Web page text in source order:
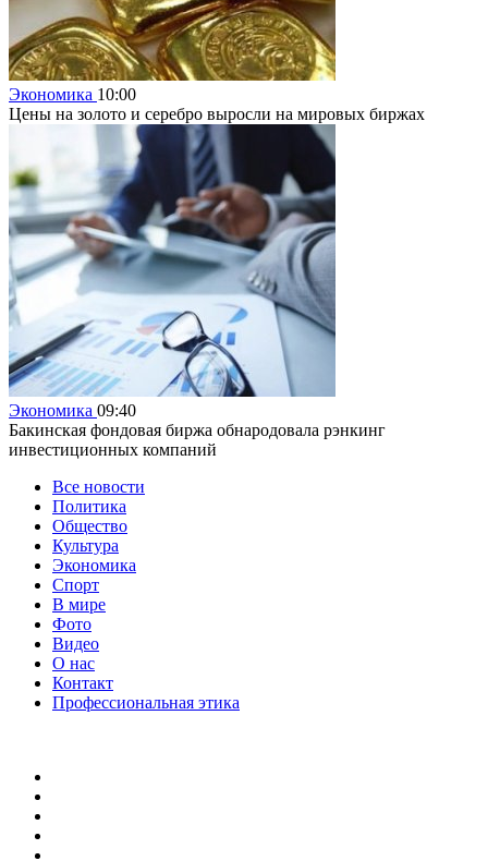
Экономика 10:00
Цены на золото и серебро выросли на мировых биржах
Экономика 09:40
Бакинская фондовая биржа обнародовала рэнкинг
инвестиционных компаний
Все новости
Политика
Общество
Культура
Экономика
Спорт
В мире
Фото
Видео
О нас
Контакт
Профессиональная этика